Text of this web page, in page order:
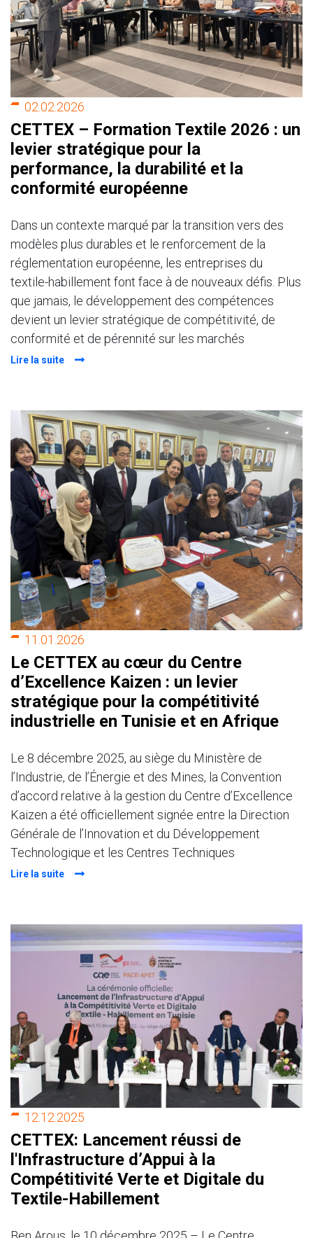
02.02.2026
CETTEX – Formation Textile 2026 : un
levier stratégique pour la
performance, la durabilité et la
conformité européenne
Dans un contexte marqué par la transition vers des
modèles plus durables et le renforcement de la
réglementation européenne, les entreprises du
textile-habillement font face à de nouveaux défis. Plus
que jamais, le développement des compétences
devient un levier stratégique de compétitivité, de
conformité et de pérennité sur les marchés
Lire la suite
11.01.2026
Le CETTEX au cœur du Centre
d’Excellence Kaizen : un levier
stratégique pour la compétitivité
industrielle en Tunisie et en Afrique
Le 8 décembre 2025, au siège du Ministère de
l’Industrie, de l’Énergie et des Mines, la Convention
d’accord relative à la gestion du Centre d’Excellence
Kaizen a été officiellement signée entre la Direction
Générale de l’Innovation et du Développement
Technologique et les Centres Techniques
Lire la suite
12.12.2025
CETTEX: Lancement réussi de
l'Infrastructure d’Appui à la
Compétitivité Verte et Digitale du
Textile-Habillement